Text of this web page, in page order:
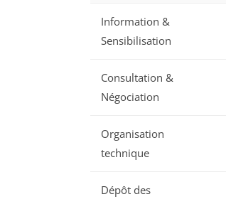
Information &
Sensibilisation
Consultation &
Négociation
Organisation
technique
Dépôt des